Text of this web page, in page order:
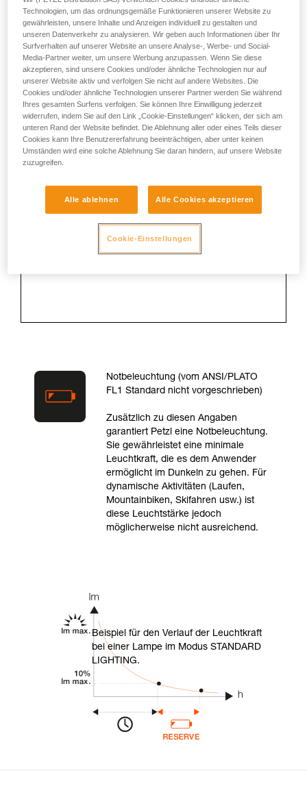
Entfernung zwischen der Lampe und
der Stelle, wo die Leuchtstärke nur
noch 0,25 Lux beträgt. Die Messung
wird beim Einschalten der Lampe mit
neuen Batterien oder vollen Akkus
durchgeführt. Die Leuchtweite ist von
der Leuchtkraft und vor allem von der
Form des Lichtkegels abhängig.
Leuchtdauer (Stunden)
der die Lampe eine optimale
Beleuchtung garantiert. Die Messung
erfolgt ab 30 Sekunden nach
Zeitpunkt, da die Lampe nur noch 10
Notbeleuchtung (vom ANSI/PLATO
FL1 Standard nicht vorgeschrieben)
Zusätzlich zu diesen Angaben
garantiert Petzl eine Notbeleuchtung.
Sie gewährleistet eine minimale
Leuchtkraft, die es dem Anwender
ermöglicht im Dunkeln zu gehen. Für
dynamische Aktivitäten (Laufen,
Mountainbiken, Skifahren usw.) ist
diese Leuchtstärke jedoch
möglicherweise nicht ausreichend.
Beispiel für den Verlauf der Leuchtkraft
bei einer Lampe im Modus STANDARD
LIGHTING.
Technologien, um das ordnungsgemäße Funktionieren unserer Website zu
gewährleisten, unsere Inhalte und Anzeigen individuell zu gestalten und
unseren Datenverkehr zu analysieren. Wir geben auch Informationen über Ihr
Surfverhalten auf unserer Website an unsere Analyse-, Werbe- und Social-
Media-Partner weiter, um unsere Werbung anzupassen. Wenn Sie diese
akzeptieren, sind unsere Cookies und/oder ähnliche Technologien nur auf
unserer Website aktiv und verfolgen Sie nicht auf andere Websites. Die
Cookies und/oder ähnliche Technologien unserer Partner werden Sie während
Ihres gesamten Surfens verfolgen. Sie können Ihre Einwilligung jederzeit
widerrufen, indem Sie auf den Link „Cookie-Einstellungen“ klicken, der sich am
unteren Rand der Website befindet. Die Ablehnung aller oder eines Teils dieser
Cookies kann Ihre Benutzererfahrung beeinträchtigen, aber unter keinen
Umständen wird eine solche Ablehnung Sie daran hindern, auf unsere Website
zuzugreifen.
Alle ablehnen Alle Cookies akzeptieren
Cookie-Einstellungen